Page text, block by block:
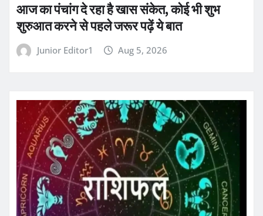
आज का पंचांग दे रहा है खास संकेत, कोई भी शुभ
शुरुआत करने से पहले जरूर पढ़ें ये बात
Junior Editor1 Aug 5, 2026